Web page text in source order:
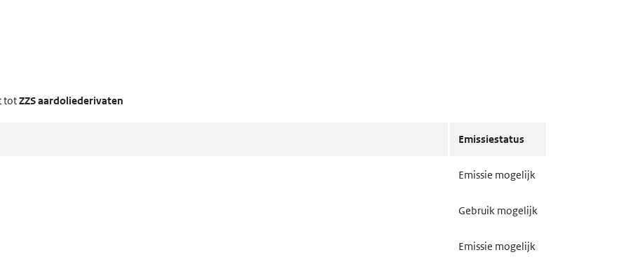
totZZS aardoliederivaten
Emissiestatus
Emissie mogelijk
Gebruik mogelijk
Emissie mogelijk